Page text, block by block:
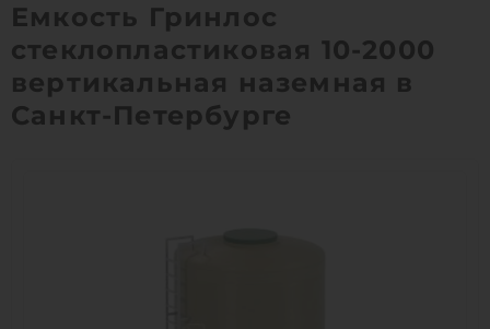
Емкость Гринлос
стеклопластиковая 10-2000
вертикальная наземная в
Санкт-Петербурге